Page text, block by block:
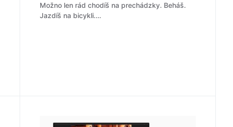
Možno len rád chodíš na prechádzky. Beháš.
Jazdíš na bicykli.…